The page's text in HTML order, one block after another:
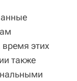
этих
также